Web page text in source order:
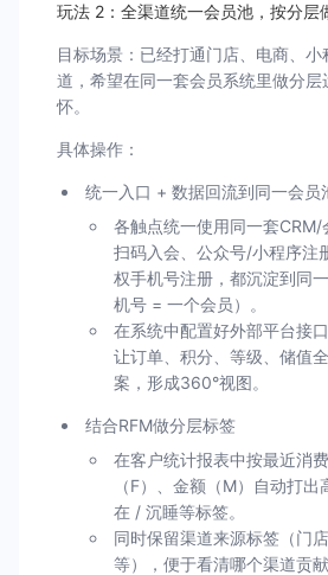
玩法 2：全渠道统一会员池，按分层
目标场景：已经打通门店、电商、
道，希望在同一套会员系统里做分层
怀。
具体操作：
统一入口 + 数据回流到同一会员
各触点统一使用同一套CRM/
扫码入会、公众号/小程序注
权手机号注册，都沉淀到同
机号 = 一个会员）。
在系统中配置好外部平台接
让订单、积分、等级、储值
案，形成360°视图。
结合RFM做分层标签
在客户统计报表中按最近消
（F）、金额（M）自动打
在 / 沉睡等标签。
同时保留渠道来源标签（门
等），便于看清哪个渠道贡